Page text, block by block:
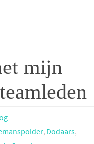
mijn
, Dodaars,